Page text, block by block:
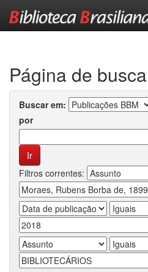
Página de busca
Buscar em:
por
Filtros correntes: